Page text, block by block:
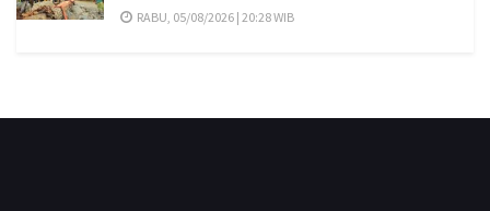
RABU, 05/08/2026 | 20:28 WIB